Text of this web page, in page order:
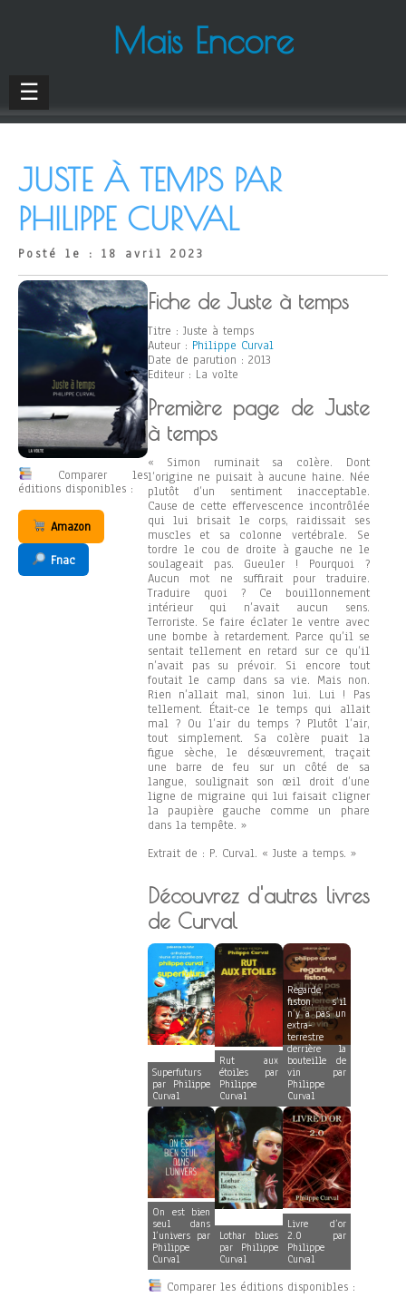
Mais Encore
☰
JUSTE À TEMPS PAR
PHILIPPE CURVAL
Posté le : 18 avril 2023
Comparer les
éditions disponibles :
Amazon
Fnac
Fiche de Juste à temps
Titre : Juste à temps
Auteur : Philippe Curval
Date de parution : 2013
Editeur : La volte
Première page de Juste
à temps
« Simon ruminait sa colère. Dont
l’origine ne puisait à aucune haine. Née
plutôt d’un sentiment inacceptable.
Cause de cette effervescence incontrôlée
qui lui brisait le corps, raidissait ses
muscles et sa colonne vertébrale. Se
tordre le cou de droite à gauche ne le
soulageait pas. Gueuler ! Pourquoi ?
Aucun mot ne suffirait pour traduire.
Traduire quoi ? Ce bouillonnement
intérieur qui n’avait aucun sens.
Terroriste. Se faire éclater le ventre avec
une bombe à retardement. Parce qu’il se
sentait tellement en retard sur ce qu’il
n’avait pas su prévoir. Si encore tout
foutait le camp dans sa vie. Mais non.
Rien n’allait mal, sinon lui. Lui ! Pas
tellement. Était-ce le temps qui allait
mal ? Ou l’air du temps ? Plutôt l’air,
tout simplement. Sa colère puait la
figue sèche, le désœuvrement, traçait
une barre de feu sur un côté de sa
langue, soulignait son œil droit d’une
ligne de migraine qui lui faisait cligner
la paupière gauche comme un phare
dans la tempête. »
Extrait de : P. Curval. « Juste a temps. »
Découvrez d'autres livres
de Curval
Superfuturs
par Philippe
Curval
Rut aux
étoiles par
Philippe
Curval
Regarde,
fiston, s’il
n’y a pas un
extra-
terrestre
derrière la
bouteille de
vin par
Philippe
Curval
On est bien
seul dans
l’univers par
Philippe
Curval
Lothar blues
par Philippe
Curval
Livre d’or
2.0 par
Philippe
Curval
Comparer les éditions disponibles :